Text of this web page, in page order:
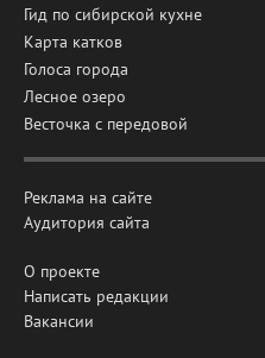
Гид по сибирской кухне
Карта катков
Голоса города
Лесное озеро
Весточка с передовой
Реклама на сайте
Аудитория сайта
О проекте
Написать редакции
Вакансии